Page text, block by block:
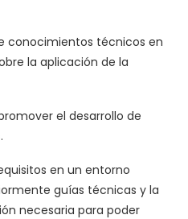
conocimientos técnicos en
la aplicación de la
el desarrollo de
en un entorno
guías técnicas y la
necesaria para poder